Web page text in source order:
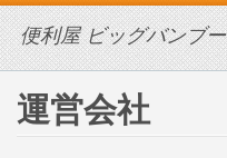
便利屋 ビッグバンブー
運営会社